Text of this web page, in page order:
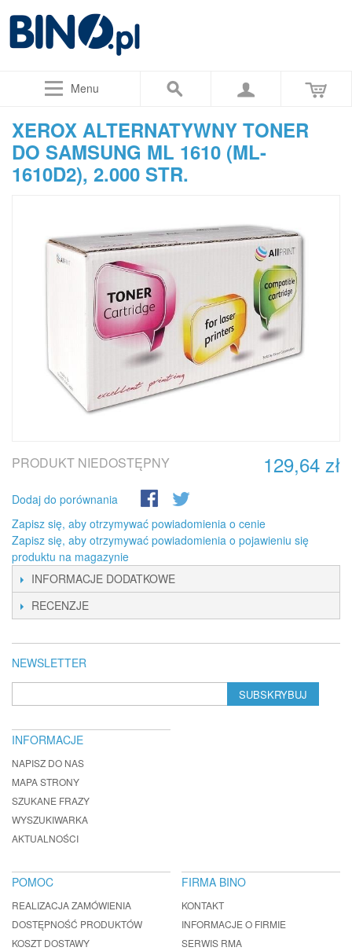
Menu
XEROX ALTERNATYWNY TONER
DO SAMSUNG ML 1610 (ML-
1610D2), 2.000 STR.
129,64 zł
PRODUKT NIEDOSTĘPNY
Dodaj do porównania
Zapisz się, aby otrzymywać powiadomienia o cenie
Zapisz się, aby otrzymywać powiadomienia o pojawieniu się
produktu na magazynie
INFORMACJE DODATKOWE
RECENZJE
NEWSLETTER
SUBSKRYBUJ
INFORMACJE
NAPISZ DO NAS
MAPA STRONY
SZUKANE FRAZY
WYSZUKIWARKA
AKTUALNOŚCI
POMOC
REALIZACJA ZAMÓWIENIA
DOSTĘPNOŚĆ PRODUKTÓW
KOSZT DOSTAWY
FIRMA BINO
KONTAKT
INFORMACJE O FIRMIE
SERWIS RMA